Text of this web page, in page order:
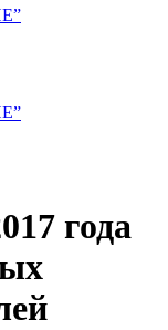
года